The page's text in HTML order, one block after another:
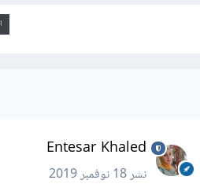
Entesar Khaled
نشر18 نوفمبر 2019